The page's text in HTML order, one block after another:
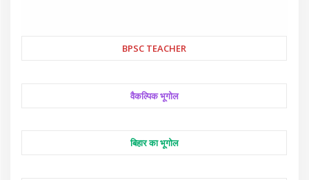
BPSC TEACHER
वैकल्पिक भूगोल
बिहार का भूगोल